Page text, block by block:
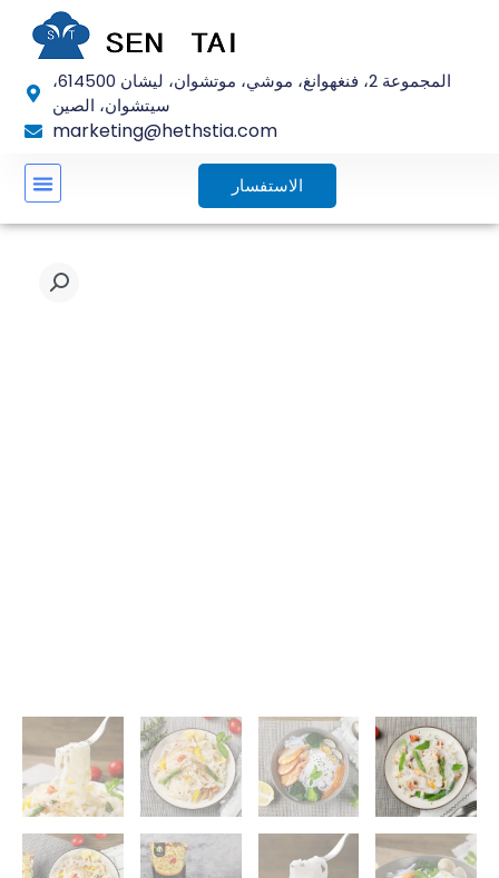
المجموعة 2، فنغهوانغ، موشي، موتشوان، ليشان 614500،
سيتشوان، الصين
marketing@hethstia.com
الاستفسار